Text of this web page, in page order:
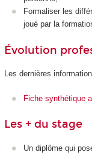
Formaliser les
joué par la
Évolution
Les dernières
Fiche synthétique
Les + du stage
Un diplôme qui